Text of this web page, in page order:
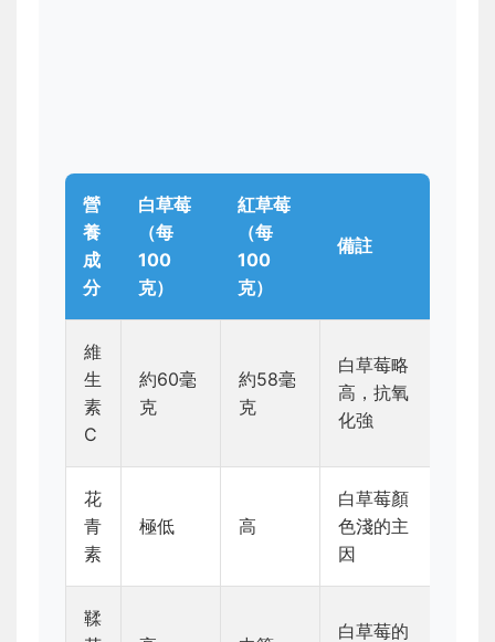
營
養
成
分
白草莓
（每
100
克）
紅草莓
（每
100
克）
備註
維
生
素
C
約60毫
克
約58毫
克
白草莓略
高，抗氧
化強
花
青
素
極低 高
白草莓顏
色淺的主
因
鞣
白草莓的